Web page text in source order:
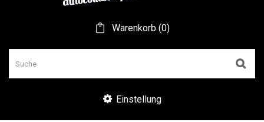
Warenkorb(0)
Einstellung